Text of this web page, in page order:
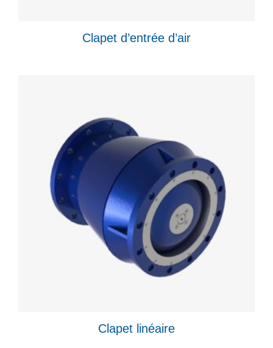
Clapet d’entrée d’air
Clapet linéaire